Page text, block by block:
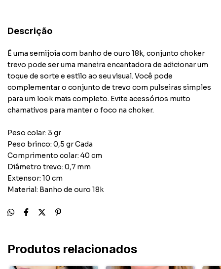
Descrição
É uma semijoia com banho de ouro 18k, conjunto choker
trevo pode ser uma maneira encantadora de adicionar um
toque de sorte e estilo ao seu visual. Você pode
complementar o conjunto de trevo com pulseiras simples
para um look mais completo. Evite acessórios muito
chamativos para manter o foco na choker.
Peso colar: 3 gr
Peso brinco: 0,5 gr Cada
Comprimento colar: 40 cm
Diâmetro trevo: 0,7 mm
Extensor: 10 cm
Material: Banho de ouro 18k
Produtos relacionados